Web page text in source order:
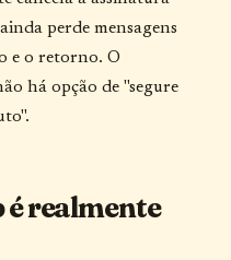
perde mensagens
e o retorno. O
há opção de "segure
é realmente